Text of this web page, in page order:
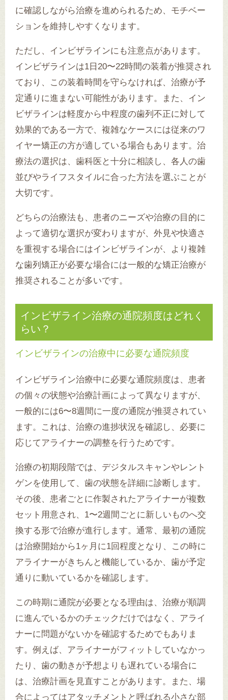
に確認しながら治療を進められるため、モチベー
ションを維持しやすくなります。
ただし、インビザラインにも注意点があります。
インビザラインは1日20〜22時間の装着が推奨され
ており、この装着時間を守らなければ、治療が予
定通りに進まない可能性があります。また、イン
ビザラインは軽度から中程度の歯列不正に対して
効果的である一方で、複雑なケースには従来のワ
イヤー矯正の方が適している場合もあります。治
療法の選択は、歯科医と十分に相談し、各人の歯
並びやライフスタイルに合った方法を選ぶことが
大切です。
どちらの治療法も、患者のニーズや治療の目的に
よって適切な選択が変わりますが、外見や快適さ
を重視する場合にはインビザラインが、より複雑
な歯列矯正が必要な場合には一般的な矯正治療が
推奨されることが多いです。
インビザライン治療の通院頻度はどれく
らい？
インビザラインの治療中に必要な通院頻度
インビザライン治療中に必要な通院頻度は、患者
の個々の状態や治療計画によって異なりますが、
一般的には6〜8週間に一度の通院が推奨されてい
ます。これは、治療の進捗状況を確認し、必要に
応じてアライナーの調整を行うためです。
治療の初期段階では、デジタルスキャンやレント
ゲンを使用して、歯の状態を詳細に診断します。
その後、患者ごとに作製されたアライナーが複数
セット用意され、1〜2週間ごとに新しいものへ交
換する形で治療が進行します。通常、最初の通院
は治療開始から1ヶ月に1回程度となり、この時に
アライナーがきちんと機能しているか、歯が予定
通りに動いているかを確認します。
この時期に通院が必要となる理由は、治療が順調
に進んでいるかのチェックだけではなく、アライ
ナーに問題がないかを確認するためでもありま
す。例えば、アライナーがフィットしていなかっ
たり、歯の動きが予想よりも遅れている場合に
は、治療計画を見直すことがあります。また、場
合によってはアタッチメントと呼ばれる小さな部